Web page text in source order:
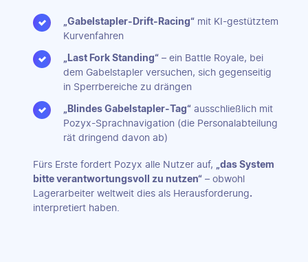
„Gabelstapler-Drift-Racing“ mit KI-gestütztem
Kurvenfahren
„Last Fork Standing“ – ein Battle Royale, bei
dem Gabelstapler versuchen, sich gegenseitig
in Sperrbereiche zu drängen
„Blindes Gabelstapler-Tag“ ausschließlich mit
Pozyx-Sprachnavigation (die Personalabteilung
rät dringend davon ab)
Fürs Erste fordert Pozyx alle Nutzer auf, „das System
bitte verantwortungsvoll zu nutzen“ – obwohl
Lagerarbeiter weltweit dies als Herausforderung.
interpretiert haben.